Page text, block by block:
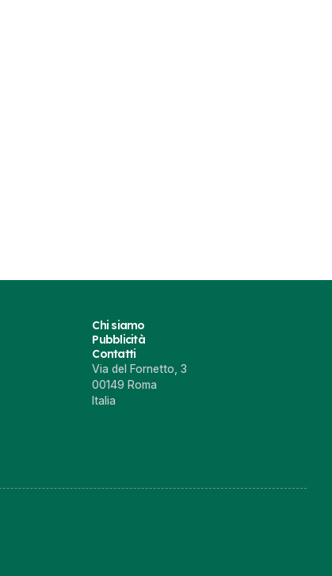
Chi siamo
Pubblicità
Contatti
Via del Fornetto, 3
00149 Roma
Italia